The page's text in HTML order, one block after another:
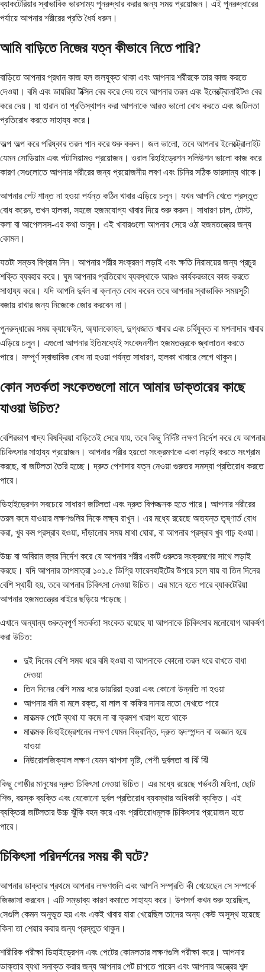
ব্যাকটেরিয়ার স্বাভাবিক ভারসাম্য পুনরুদ্ধার করার জন্য সময় প্রয়োজন। এই পুনরুদ্ধারের
পর্যায়ে আপনার শরীরের প্রতি ধৈর্য ধরুন।
আমি বাড়িতে নিজের যত্ন কীভাবে নিতে পারি?
বাড়িতে আপনার প্রধান কাজ হল জলযুক্ত থাকা এবং আপনার শরীরকে তার কাজ করতে
দেওয়া। বমি এবং ডায়রিয়া টক্সিন বের করে দেয় তবে আপনার তরল এবং ইলেক্ট্রোলাইটও বের
করে দেয়। যা হারান তা প্রতিস্থাপন করা আপনাকে আরও ভালো বোধ করতে এবং জটিলতা
প্রতিরোধ করতে সাহায্য করে।
অল্প অল্প করে পরিষ্কার তরল পান করে শুরু করুন। জল ভালো, তবে আপনার ইলেক্ট্রোলাইট
যেমন সোডিয়াম এবং পটাসিয়ামও প্রয়োজন। ওরাল রিহাইড্রেশন সলিউশন ভালো কাজ করে
কারণ সেগুলোতে আপনার শরীরের জন্য প্রয়োজনীয় লবণ এবং চিনির সঠিক ভারসাম্য থাকে।
আপনার পেট শান্ত না হওয়া পর্যন্ত কঠিন খাবার এড়িয়ে চলুন। যখন আপনি খেতে প্রস্তুত
বোধ করেন, তখন হালকা, সহজে হজমযোগ্য খাবার দিয়ে শুরু করুন। সাধারণ চাল, টোস্ট,
কলা বা আপেলসস-এর কথা ভাবুন। এই খাবারগুলো আপনার সেরে ওঠা হজমতন্ত্রের জন্য
কোমল।
যতটা সম্ভব বিশ্রাম নিন। আপনার শরীর সংক্রমণ লড়াই এবং ক্ষতি নিরাময়ের জন্য প্রচুর
শক্তি ব্যবহার করে। ঘুম আপনার প্রতিরোধ ব্যবস্থাকে আরও কার্যকরভাবে কাজ করতে
সাহায্য করে। যদি আপনি দুর্বল বা ক্লান্ত বোধ করেন তবে আপনার স্বাভাবিক সময়সূচী
বজায় রাখার জন্য নিজেকে জোর করবেন না।
পুনরুদ্ধারের সময় ক্যাফেইন, অ্যালকোহল, দুগ্ধজাত খাবার এবং চর্বিযুক্ত বা মশলাদার খাবার
এড়িয়ে চলুন। এগুলো আপনার ইতিমধ্যেই সংবেদনশীল হজমতন্ত্রকে জ্বালাতন করতে
পারে। সম্পূর্ণ স্বাভাবিক বোধ না হওয়া পর্যন্ত সাধারণ, হালকা খাবারে লেগে থাকুন।
কোন সতর্কতা সংকেতগুলো মানে আমার ডাক্তারের কাছে
যাওয়া উচিত?
বেশিরভাগ খাদ্য বিষক্রিয়া বাড়িতেই সেরে যায়, তবে কিছু নির্দিষ্ট লক্ষণ নির্দেশ করে যে আপনার
চিকিৎসার সাহায্য প্রয়োজন। আপনার শরীর হয়তো সংক্রমণকে একা লড়াই করতে সংগ্রাম
করছে, বা জটিলতা তৈরি হচ্ছে। দ্রুত পেশাদার যত্ন নেওয়া গুরুতর সমস্যা প্রতিরোধ করতে
পারে।
ডিহাইড্রেশন সবচেয়ে সাধারণ জটিলতা এবং দ্রুত বিপজ্জনক হতে পারে। আপনার শরীরের
তরল কমে যাওয়ার লক্ষণগুলির দিকে লক্ষ্য রাখুন। এর মধ্যে রয়েছে অত্যন্ত তৃষ্ণার্ত বোধ
করা, খুব কম প্রস্রাব হওয়া, দাঁড়ানোর সময় মাথা ঘোরা, বা আপনার প্রস্রাব খুব গাঢ় হওয়া।
উচ্চ বা অবিরাম জ্বর নির্দেশ করে যে আপনার শরীর একটি গুরুতর সংক্রমণের সাথে লড়াই
করছে। যদি আপনার তাপমাত্রা ১০১.৫ ডিগ্রি ফারেনহাইটের উপরে চলে যায় বা তিন দিনের
বেশি স্থায়ী হয়, তবে আপনার চিকিৎসা নেওয়া উচিত। এর মানে হতে পারে ব্যাকটেরিয়া
আপনার হজমতন্ত্রের বাইরে ছড়িয়ে পড়েছে।
এখানে অন্যান্য গুরুত্বপূর্ণ সতর্কতা সংকেত রয়েছে যা আপনাকে চিকিৎসার মনোযোগ আকর্ষণ
করা উচিত:
দুই দিনের বেশি সময় ধরে বমি হওয়া বা আপনাকে কোনো তরল ধরে রাখতে বাধা
দেওয়া
তিন দিনের বেশি সময় ধরে ডায়রিয়া হওয়া এবং কোনো উন্নতি না হওয়া
আপনার বমি বা মলে রক্ত, যা লাল বা কফির দানার মতো দেখতে পারে
মারাত্মক পেটে ব্যথা যা কমে না বা ক্রমশ খারাপ হতে থাকে
মারাত্মক ডিহাইড্রেশনের লক্ষণ যেমন বিভ্রান্তি, দ্রুত হৃদস্পন্দন বা অজ্ঞান হয়ে
যাওয়া
নিউরোলজিক্যাল লক্ষণ যেমন ঝাপসা দৃষ্টি, পেশী দুর্বলতা বা ঝিঁ ঝিঁ
কিছু গোষ্ঠীর মানুষের দ্রুত চিকিৎসা নেওয়া উচিত। এর মধ্যে রয়েছে গর্ভবতী মহিলা, ছোট
শিশু, বয়স্ক ব্যক্তি এবং যেকোনো দুর্বল প্রতিরোধ ব্যবস্থার অধিকারী ব্যক্তি। এই
ব্যক্তিরা জটিলতার উচ্চ ঝুঁকি বহন করে এবং প্রতিরোধমূলক চিকিৎসার প্রয়োজন হতে
পারে।
চিকিৎসা পরিদর্শনের সময় কী ঘটে?
আপনার ডাক্তার প্রথমে আপনার লক্ষণগুলি এবং আপনি সম্প্রতি কী খেয়েছেন সে সম্পর্কে
জিজ্ঞাসা করবেন। এটি সম্ভাব্য কারণ কমাতে সাহায্য করে। উপসর্গ কখন শুরু হয়েছিল,
সেগুলি কেমন অনুভূত হয় এবং একই খাবার যারা খেয়েছিল তাদের অন্য কেউ অসুস্থ হয়েছে
কিনা তা শেয়ার করার জন্য প্রস্তুত থাকুন।
শারীরিক পরীক্ষা ডিহাইড্রেশন এবং পেটের কোমলতার লক্ষণগুলি পরীক্ষা করে। আপনার
ডাক্তার ব্যথা সনাক্ত করার জন্য আপনার পেট চাপতে পারেন এবং আপনার অন্ত্রের শব্দ